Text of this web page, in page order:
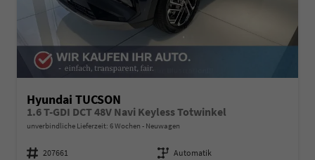
Hyundai TUCSON
1.6 T-GDI DCT 48V Navi Keyless Totwinkel
unverbindliche Lieferzeit: 6 Wochen Neuwagen
Fahrzeugnummer 207661 Getriebe Automatik